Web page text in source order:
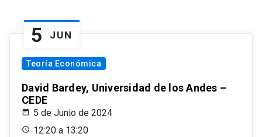
5 JUN
Teoría Económica
David Bardey, Universidad de los Andes –
CEDE
5 de Junio de 2024
12:20 a 13:20